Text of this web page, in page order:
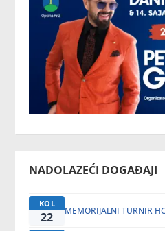
NADOLAZEĆI DOGAĐAJI
KOL
22 MEMORIJALNI TURNIR